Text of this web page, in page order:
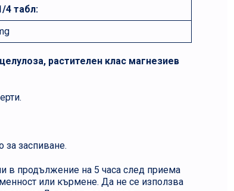
4 табл:
растителен клас магнезиев
за заспиване.
в продължение на 5 часа след приема
или кърмене. Да не се използва